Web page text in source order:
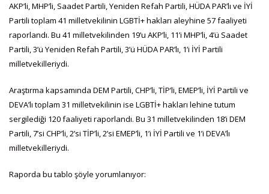
AKP’li, MHP’li, Saadet Partili, Yeniden Refah Partili, HÜDA PAR’lı ve İYİ
Partili toplam 41 milletvekilinin LGBTİ+ hakları aleyhine 57 faaliyeti
raporlandı. Bu 41 milletvekilinden 19’u AKP’li, 11’i MHP’li, 4’ü Saadet
Partili, 3’ü Yeniden Refah Partili, 3’ü HÜDA PAR’lı, 1’i İYİ Partili
milletvekilleriydi.
Araştırma kapsamında DEM Partili, CHP’li, TİP’li, EMEP’li, İYİ Partili ve
DEVA’lı toplam 31 milletvekilinin ise LGBTİ+ hakları lehine tutum
sergilediği 120 faaliyeti raporlandı. Bu 31 milletvekilinden 18’i DEM
Partili, 7’si CHP’li, 2’si TİP’li, 2’si EMEP’li, 1’i İYİ Partili ve 1’i DEVA’lı
milletvekilleriydi.
Raporda bu tablo şöyle yorumlanıyor: